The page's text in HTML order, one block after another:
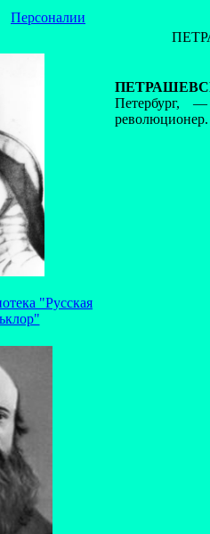
Персоналии
"Русская
Петербург,
революционер.